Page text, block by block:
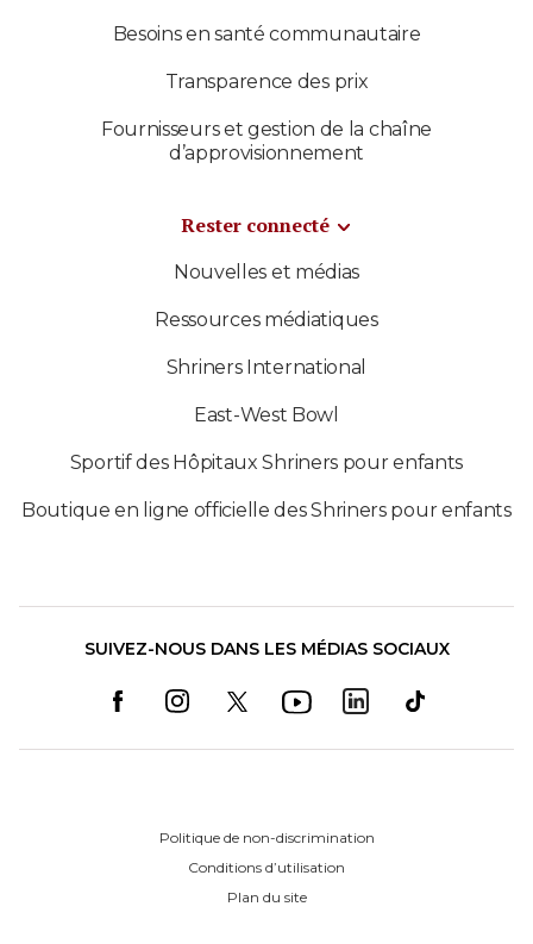
Besoins en santé communautaire
Transparence des prix
Fournisseurs et gestion de la chaîne
d’approvisionnement
Rester connecté
Nouvelles et médias
Ressources médiatiques
Shriners International
East-West Bowl
Sportif des Hôpitaux Shriners pour enfants
Boutique en ligne officielle des Shriners pour enfants
SUIVEZ-NOUS DANS LES MÉDIAS SOCIAUX
Politique de non-discrimination
Conditions d’utilisation
Plan du site